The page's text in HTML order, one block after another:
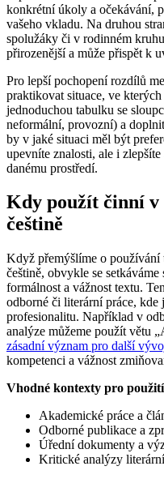
konkrétní úkoly a očekávání,
vašeho vkladu. Na druhou
spolužáky či v rodinném
přirozenější a může přispět k
Pro lepší pochopení rozdílů
praktikovat situace, ve
jednoduchou tabulku se
neformální, provozní) a
by v jaké situaci měl být
upevníte znalosti, ale i
danému prostředí.
Kdy použít činní v
češtině
Když přemýšlíme o používání
češtině, obvykle se
formálnost a vážnost textu.
odborné či literární práce, kde
profesionalitu. Například v
analýze můžeme použít větu
zásadní význam pro další
kompetenci a vážnost
Vhodné kontexty pro
Akademické práce a
Odborné publikace a
Úřední dokumenty a
Kritické analýzy